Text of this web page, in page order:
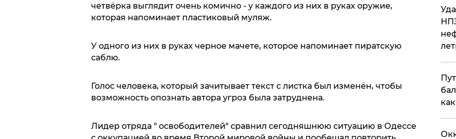
четвёрка выглядит очень комично - у каждого из них в руках оружие,
которая напоминает пластиковый муляж.
У одного из них в руках черное мачете, которое напоминает пиратскую
саблю.
Голос человека, который зачитывает текст с листка был изменён, чтобы
возможность опознать автора угроз была затруднена.
Лидер отряда " освободителей" сравнил сегодняшнюю ситуацию в Одессе